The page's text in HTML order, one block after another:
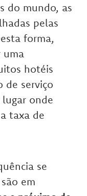
do mundo, as
pelas
forma,
uma
hotéis
de serviço
onde
taxa de
se
em